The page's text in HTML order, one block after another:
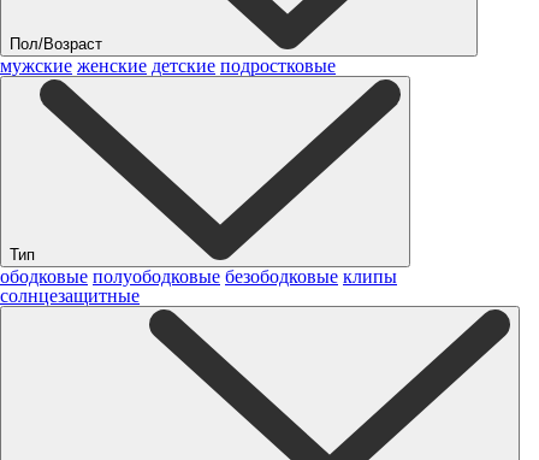
Пол/Возраст
мужские женские детские подростковые
Тип
ободковые полуободковые безободковые клипы
солнцезащитные